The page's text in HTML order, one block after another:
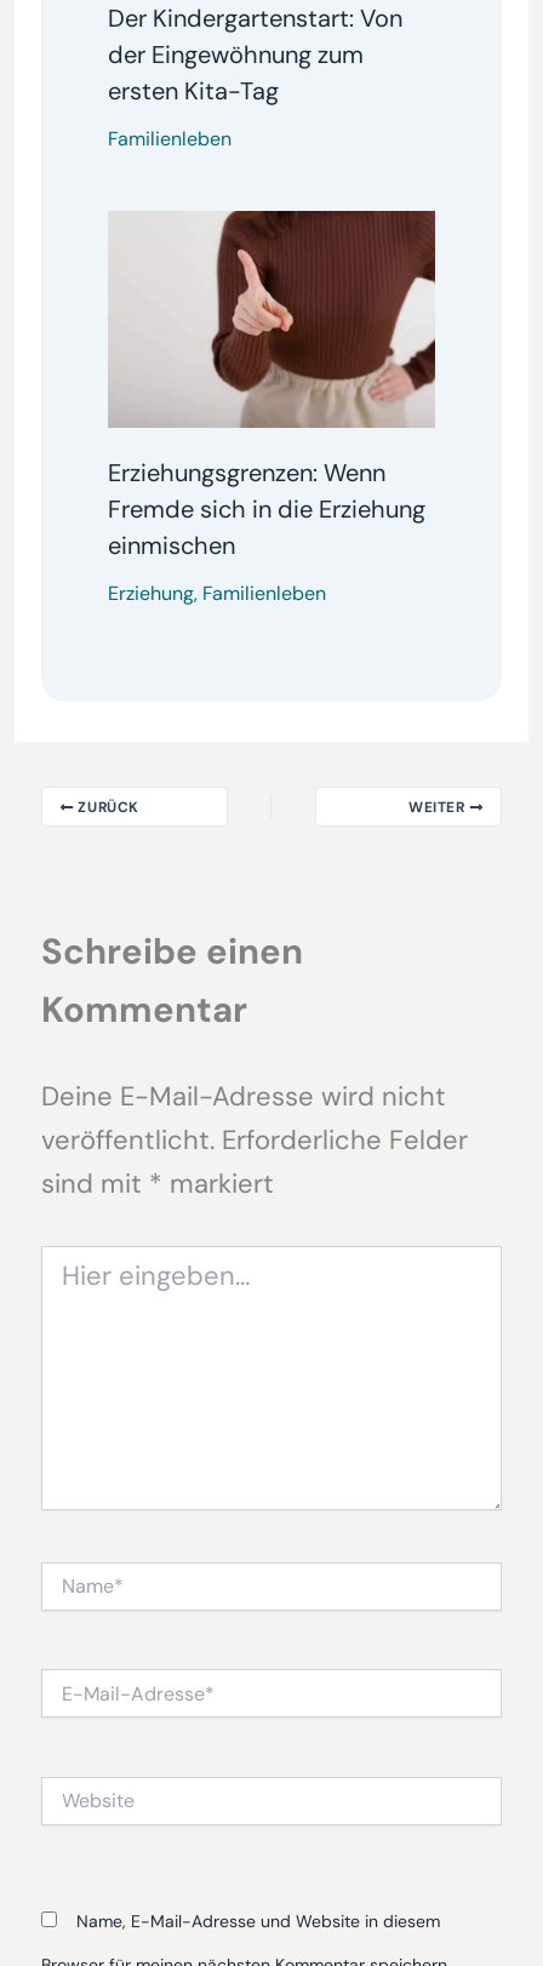
Der Kindergartenstart: Von
der Eingewöhnung zum
ersten Kita-Tag
Familienleben
Erziehungsgrenzen: Wenn
Fremde sich in die Erziehung
einmischen
Erziehung, Familienleben
ZURÜCK WEITER
Schreibe einen
Kommentar
Deine E-Mail-Adresse wird nicht
veröffentlicht. Erforderliche Felder
sind mit * markiert
eingeben…
Mail-
Name, E-Mail-Adresse und Website in diesem